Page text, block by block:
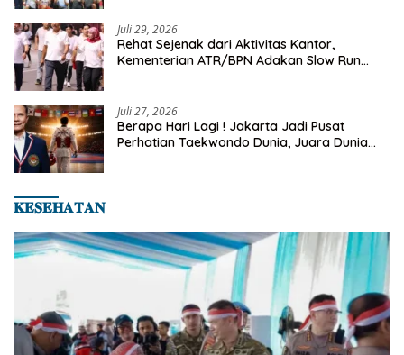
Juli 29, 2026
Rehat Sejenak dari Aktivitas Kantor,
Kementerian ATR/BPN Adakan Slow Run
Juli 27, 2026
Berapa Hari Lagi ! Jakarta Jadi Pusat
Perhatian Taekwondo Dunia, Juara Dunia
𝐊𝐄𝐒𝐄𝐇𝐀𝐓𝐀𝐍